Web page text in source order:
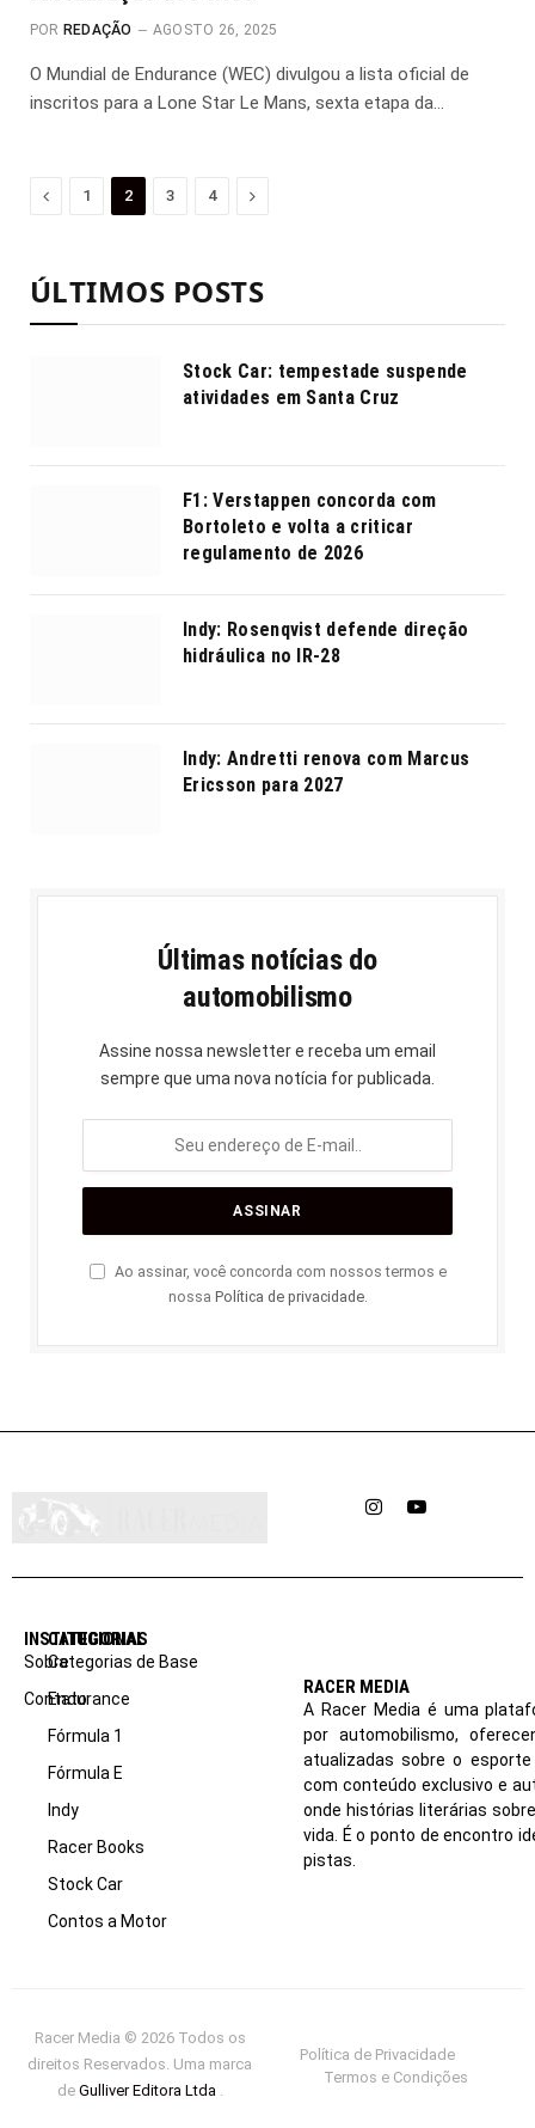
POR REDAÇÃO AGOSTO 26, 2025
O Mundial de Endurance (WEC) divulgou a lista oficial de
inscritos para a Lone Star Le Mans, sexta etapa da…
Anterior
1 2 3 4 Proximo
ÚLTIMOS POSTS
Stock Car: tempestade suspende
atividades em Santa Cruz
F1: Verstappen concorda com
Bortoleto e volta a criticar
regulamento de 2026
Indy: Rosenqvist defende direção
hidráulica no IR-28
Indy: Andretti renova com Marcus
Ericsson para 2027
Últimas notícias do
automobilismo
Assine nossa newsletter e receba um email
sempre que uma nova notícia for publicada.
Ao assinar, você concorda com nossos termos e
nossa Política de privacidade.
InstagramYouTube
INSTITUCIONAL
Sobre
Contato
CATEGORIAS
Categorias de Base
Endurance
Fórmula 1
Fórmula E
Indy
Racer Books
Stock Car
Contos a Motor
RACER MEDIA
A Racer Media é uma
por automobilismo,
atualizadas sobre o
com conteúdo exclusivo e
onde histórias literárias
vida. É o ponto de encontro
pistas.
Racer Media © 2026 Todos os
direitos Reservados. Uma marca
de Gulliver Editora Ltda
Política de Privacidade
Termos e Condições